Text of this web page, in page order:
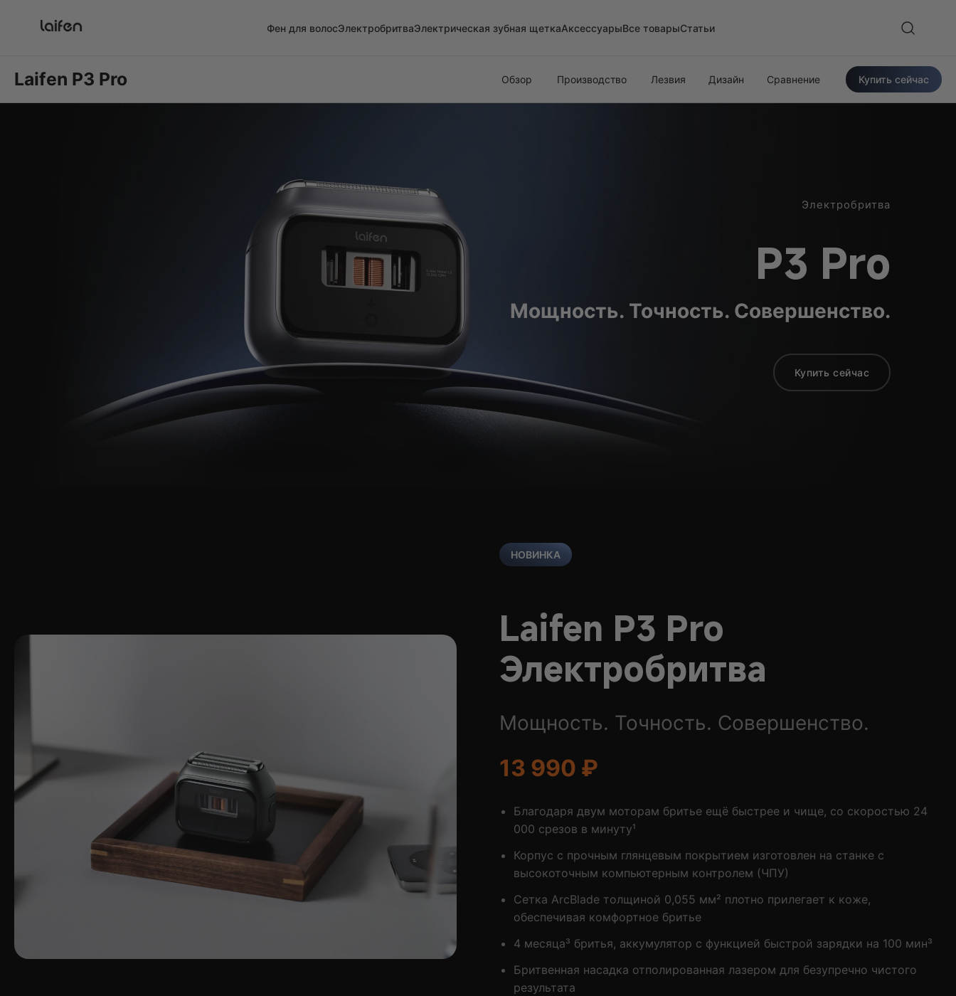
Фен для волосЭлектробритваЭлектрическая зубная щеткаАксессуарыВсе товарыСтатьи
Laifen P3 Pro Обзор Производство Лезвия Дизайн Сравнение Купить сейчас
Электробритва
P3 Pro
Мощность. Точность. Совершенство.
Купить сейчас
НОВИНКА
Laifen P3 Pro
Электробритва
Мощность. Точность. Совершенство.
13 990 ₽
Благодаря двум моторам бритье ещё быстрее и чище, со скоростью 24
000 срезов в минуту¹
Корпус с прочным глянцевым покрытием изготовлен на станке с
высокоточным компьютерным контролем (ЧПУ)
Сетка ArcBlade толщиной 0,055 мм² плотно прилегает к коже,
обеспечивая комфортное бритье
4 месяца³ бритья, аккумулятор с функцией быстрой зарядки на 100 мин³
Бритвенная насадка отполированная лазером для безупречно чистого
результата